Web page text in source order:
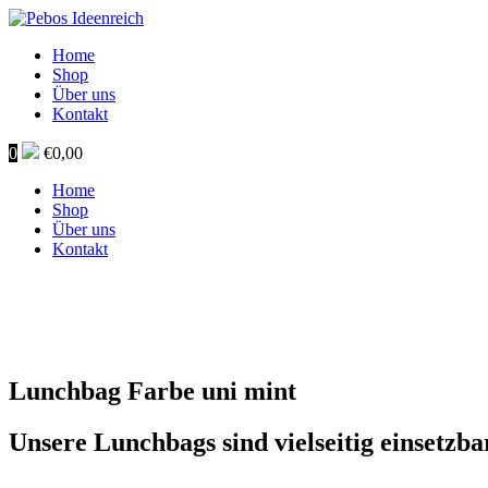
Home
Shop
Über uns
Kontakt
0 €0,00
Home
Shop
Über uns
Kontakt
Lunchbag Farbe uni mint
Unsere Lunchbags sind vielseitig